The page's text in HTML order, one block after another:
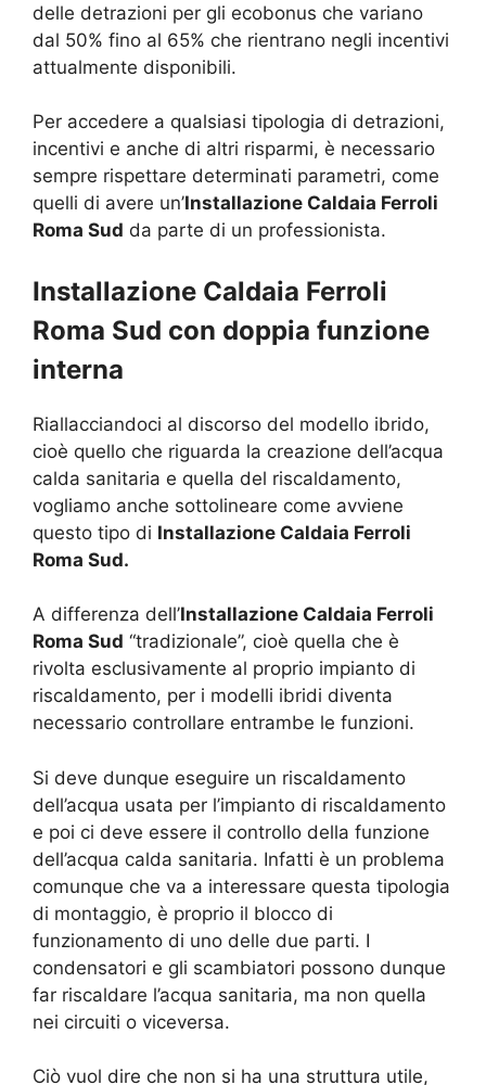
delle detrazioni per gli ecobonus che variano
dal 50% fino al 65% che rientrano negli incentivi
attualmente disponibili.
Per accedere a qualsiasi tipologia di detrazioni,
incentivi e anche di altri risparmi, è necessario
sempre rispettare determinati parametri, come
quelli di avere un’Installazione Caldaia Ferroli
Roma Sud da parte di un professionista.
Installazione Caldaia Ferroli
Roma Sud con doppia funzione
interna
Riallacciandoci al discorso del modello ibrido,
cioè quello che riguarda la creazione dell’acqua
calda sanitaria e quella del riscaldamento,
vogliamo anche sottolineare come avviene
questo tipo di Installazione Caldaia Ferroli
Roma Sud.
A differenza dell’Installazione Caldaia Ferroli
Roma Sud “tradizionale”, cioè quella che è
rivolta esclusivamente al proprio impianto di
riscaldamento, per i modelli ibridi diventa
necessario controllare entrambe le funzioni.
Si deve dunque eseguire un riscaldamento
dell’acqua usata per l’impianto di riscaldamento
e poi ci deve essere il controllo della funzione
dell’acqua calda sanitaria. Infatti è un problema
comunque che va a interessare questa tipologia
di montaggio, è proprio il blocco di
funzionamento di uno delle due parti. I
condensatori e gli scambiatori possono dunque
far riscaldare l’acqua sanitaria, ma non quella
nei circuiti o viceversa.
Ciò vuol dire che non si ha una struttura utile,